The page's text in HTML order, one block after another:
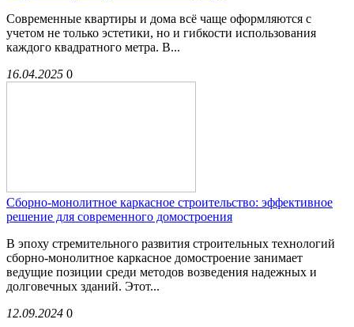
Современные квартиры и дома всё чаще оформляются с
учетом не только эстетики, но и гибкости использования
каждого квадратного метра. В...
16.04.2025 0
Сборно-монолитное каркасное строительство: эффективное
решение для современного домостроения
В эпоху стремительного развития строительных технологий
сборно-монолитное каркасное домостроение занимает
ведущие позиции среди методов возведения надежных и
долговечных зданий. Этот...
12.09.2024 0